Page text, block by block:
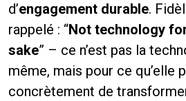
d’engagement durable.
rappelé : “Not technology
sake” – ce n’est pas la
même, mais pour ce qu’elle
concrètement de